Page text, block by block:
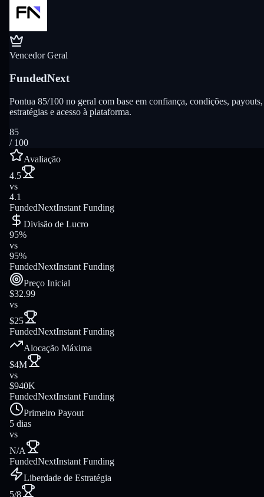
Vencedor Geral
FundedNext
Pontua 85/100 no geral com base em confiança, condições, payouts,
estratégias e acesso à plataforma.
85
/ 100
Avaliação
4.5
vs
4.1
FundedNextInstant Funding
Divisão de Lucro
95%
vs
95%
FundedNextInstant Funding
Preço Inicial
$32.99
vs
$25
FundedNextInstant Funding
Alocação Máxima
$4M
vs
$940K
FundedNextInstant Funding
Primeiro Payout
5 dias
vs
N/A
FundedNextInstant Funding
Liberdade de Estratégia
5/8